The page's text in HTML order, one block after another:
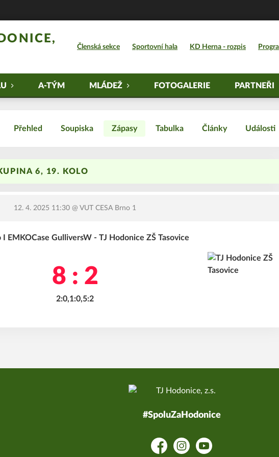
Členská sekce Sportovní hala KD Herna - rozpis
A-TÝM MLÁDEŽ FOTOGALERIE PARTNEŘI
Přehled Soupiska Zápasy Tabulka Články Události
6, 19. KOLO
12. 4. 2025 11:30 @ VUT CESA Brno 1
I EMKOCase GulliversW - TJ Hodonice ZŠ Tasovice
8 : 2
2:0,1:0,5:2
#SpoluZaHodonice
FacebookInstagramYouTube